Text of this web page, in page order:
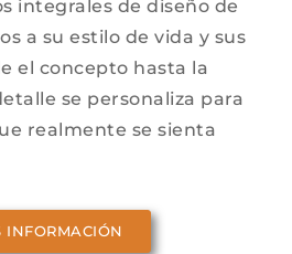
integrales de diseño de
a su estilo de vida y sus
el concepto hasta la
se personaliza para
realmente se sienta
INFORMACIÓN